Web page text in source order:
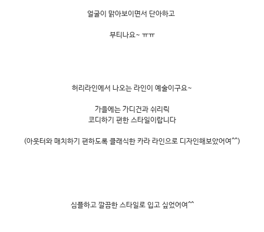
얼굴이 맑아보이면서 단아하고
부티나요~ ㅠㅠ
허리라인에서 나오는 라인이 예술이구요~
가을에는 가디건과 쉬리릭
코디하기 편한 스타일이랍니다
(아웃터와 매치하기 편하도록 클래식한 카라 라인으로 디자인해보았어여^^)
심플하고 깔끔한 스타일로 입고 싶었어여^^